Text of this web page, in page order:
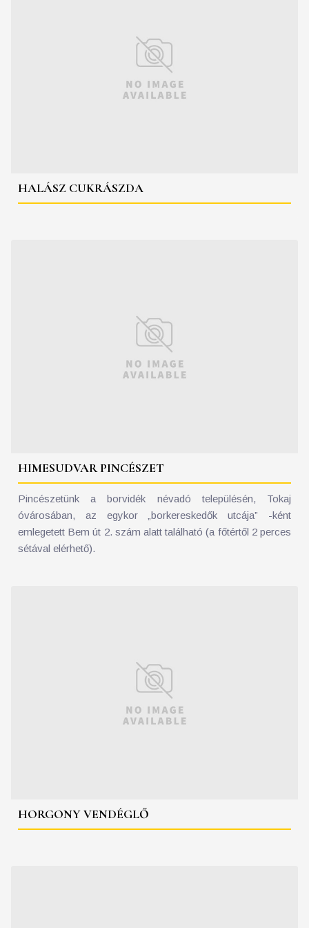
HALÁSZ CUKRÁSZDA
HIMESUDVAR PINCÉSZET
Pincészetünk a borvidék névadó településén, Tokaj
óvárosában, az egykor „borkereskedők utcája” -ként
emlegetett Bem út 2. szám alatt található (a főtértől 2 perces
sétával elérhető).
HORGONY VENDÉGLŐ